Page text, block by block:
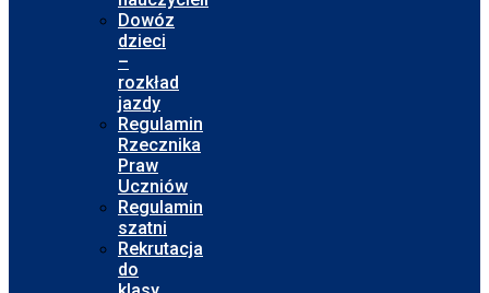
Dowóz
dzieci
–
rozkład
jazdy
Regulamin
Rzecznika
Praw
Uczniów
Regulamin
szatni
Rekrutacja
do